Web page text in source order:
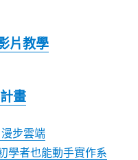
片教學
畫
步雲端
學者也能動手實作系